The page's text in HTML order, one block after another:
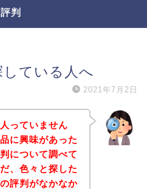
評判
ている人へ
2021年7月2日
っていません
に興味があった
について調べて
、色々と探した
評判がなかなか